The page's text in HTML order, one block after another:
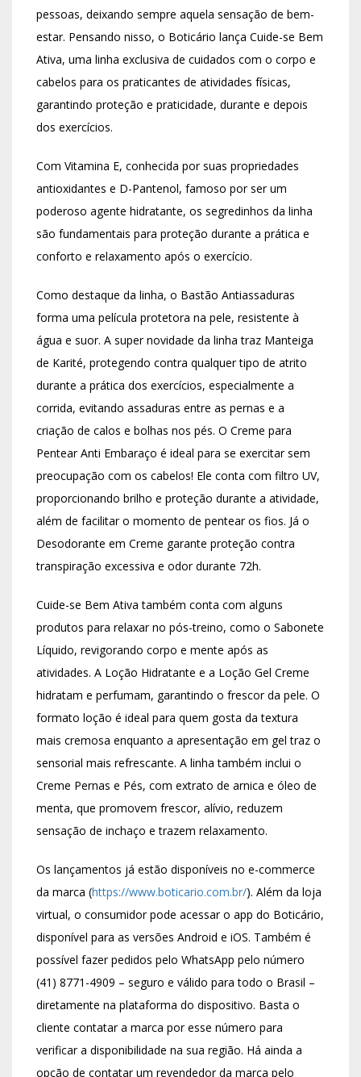
pessoas, deixando sempre aquela sensação de bem-
estar. Pensando nisso, o Boticário lança Cuide-se Bem
Ativa, uma linha exclusiva de cuidados com o corpo e
cabelos para os praticantes de atividades físicas,
garantindo proteção e praticidade, durante e depois
dos exercícios.
Com Vitamina E, conhecida por suas propriedades
antioxidantes e D-Pantenol, famoso por ser um
poderoso agente hidratante, os segredinhos da linha
são fundamentais para proteção durante a prática e
conforto e relaxamento após o exercício.
Como destaque da linha, o Bastão Antiassaduras
forma uma película protetora na pele, resistente à
água e suor. A super novidade da linha traz Manteiga
de Karité, protegendo contra qualquer tipo de atrito
durante a prática dos exercícios, especialmente a
corrida, evitando assaduras entre as pernas e a
criação de calos e bolhas nos pés. O Creme para
Pentear Anti Embaraço é ideal para se exercitar sem
preocupação com os cabelos! Ele conta com filtro UV,
proporcionando brilho e proteção durante a atividade,
além de facilitar o momento de pentear os fios. Já o
Desodorante em Creme garante proteção contra
transpiração excessiva e odor durante 72h.
Cuide-se Bem Ativa também conta com alguns
produtos para relaxar no pós-treino, como o Sabonete
Líquido, revigorando corpo e mente após as
atividades. A Loção Hidratante e a Loção Gel Creme
hidratam e perfumam, garantindo o frescor da pele. O
formato loção é ideal para quem gosta da textura
mais cremosa enquanto a apresentação em gel traz o
sensorial mais refrescante. A linha também inclui o
Creme Pernas e Pés, com extrato de arnica e óleo de
menta, que promovem frescor, alívio, reduzem
sensação de inchaço e trazem relaxamento.
Os lançamentos já estão disponíveis no e-commerce
da marca (https://www.boticario.com.br/). Além da loja
virtual, o consumidor pode acessar o app do Boticário,
disponível para as versões Android e iOS. Também é
possível fazer pedidos pelo WhatsApp pelo número
(41) 8771-4909 – seguro e válido para todo o Brasil –
diretamente na plataforma do dispositivo. Basta o
cliente contatar a marca por esse número para
verificar a disponibilidade na sua região. Há ainda a
opção de contatar um revendedor da marca pelo